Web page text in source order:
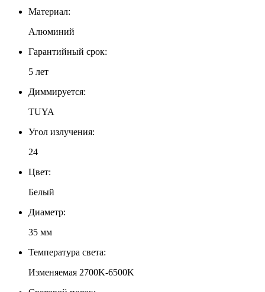
Материал:
Алюминий
Гарантийный срок:
5 лет
Диммируется:
TUYA
Угол излучения:
24
Цвет:
Белый
Диаметр:
35 мм
Температура света:
Изменяемая 2700K-6500K